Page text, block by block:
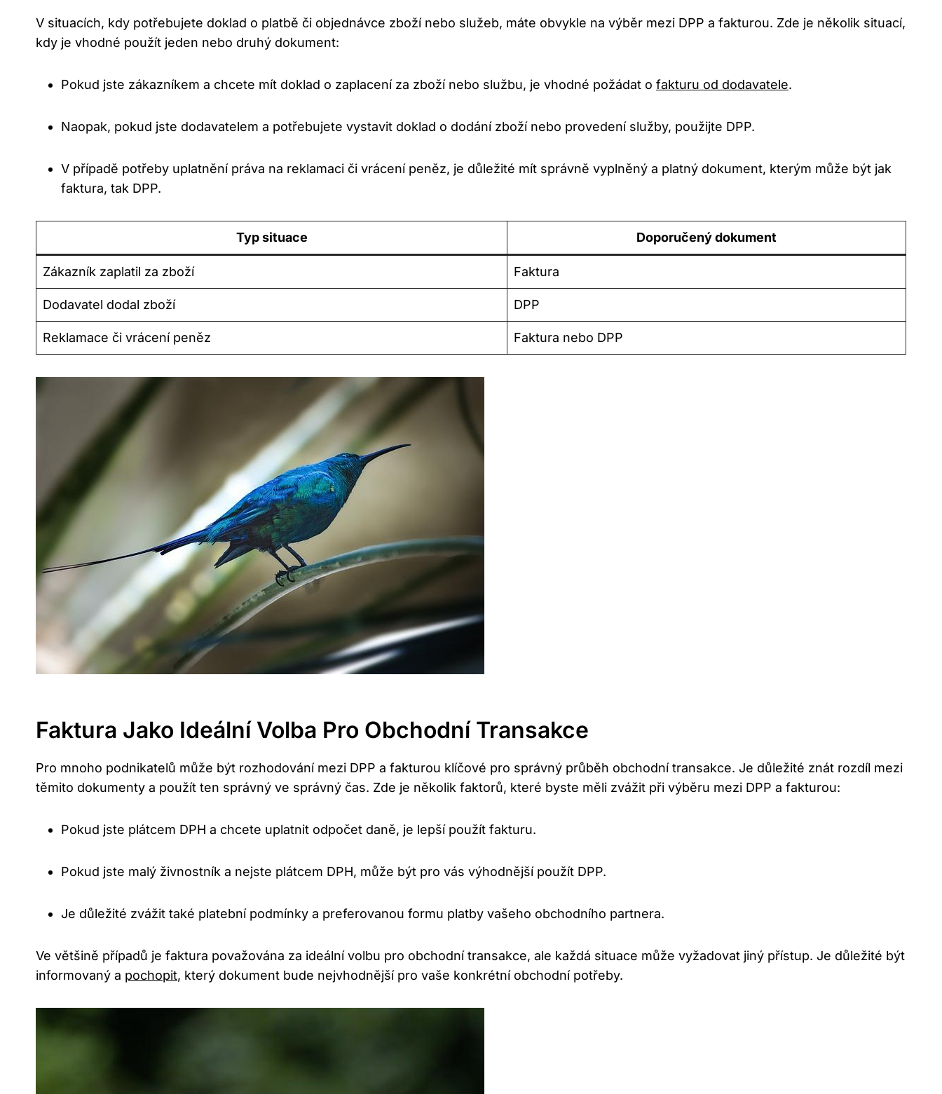
V situacích, kdy potřebujete doklad o platbě či objednávce zboží nebo služeb, máte obvykle na výběr mezi DPP a fakturou. Zde je několik situací,
kdy je vhodné použít jeden nebo druhý dokument:
Pokud jste zákazníkem a chcete mít doklad o zaplacení za zboží nebo službu, je vhodné požádat o fakturu od dodavatele.
Naopak, pokud jste dodavatelem a potřebujete vystavit doklad o dodání zboží nebo provedení služby, použijte DPP.
V případě potřeby uplatnění práva na reklamaci či vrácení peněz, je důležité mít správně vyplněný a platný dokument, kterým může být jak
faktura, tak DPP.
Typ situace Doporučený dokument
Zákazník zaplatil za zboží Faktura
Dodavatel dodal zboží DPP
Reklamace či vrácení peněz Faktura nebo DPP
Faktura Jako Ideální Volba Pro Obchodní Transakce
Pro mnoho podnikatelů může být rozhodování mezi DPP a fakturou klíčové pro správný průběh obchodní transakce. Je důležité znát rozdíl mezi
těmito dokumenty a použít ten správný ve správný čas. Zde je několik faktorů, které byste měli zvážit při výběru mezi DPP a fakturou:
Pokud jste plátcem DPH a chcete uplatnit odpočet daně, je lepší použít fakturu.
Pokud jste malý živnostník a nejste plátcem DPH, může být pro vás výhodnější použít DPP.
Je důležité zvážit také platební podmínky a preferovanou formu platby vašeho obchodního partnera.
Ve většině případů je faktura považována za ideální volbu pro obchodní transakce, ale každá situace může vyžadovat jiný přístup. Je důležité být
informovaný a pochopit, který dokument bude nejvhodnější pro vaše konkrétní obchodní potřeby.